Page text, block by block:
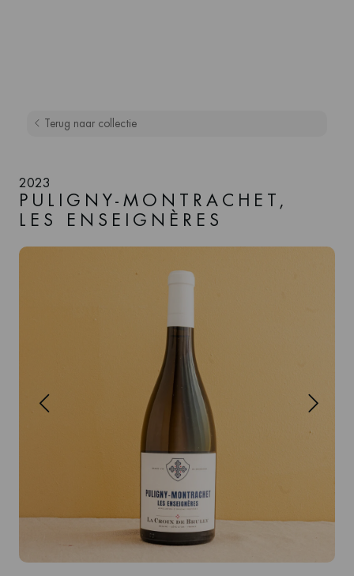
Terug naar collectie
2023
PULIGNY-MONTRACHET,
LES ENSEIGNÈRES